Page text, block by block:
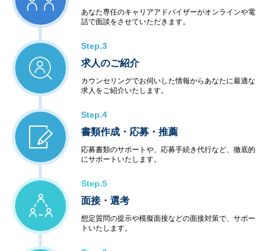
あなた専任のキャリアアドバイザーがオンラインや電
話で面談をさせていただきます。
Step.3
求人のご紹介
カウンセリングでお伺いした情報からあなたに最適な
求人をご紹介いたします。
Step.4
書類作成・応募・推薦
応募書類のサポートや、応募手続き代行など、徹底的
にサポートいたします。
Step.5
面接・選考
想定質問の提示や模擬面接などの面接対策で、サポー
トいたします。